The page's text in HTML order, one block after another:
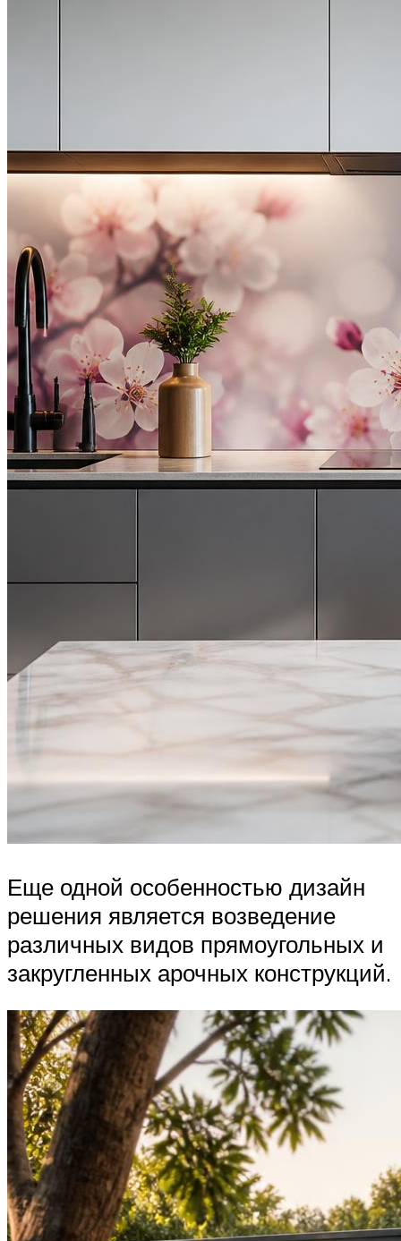
Еще одной особенностью дизайн
решения является возведение
различных видов прямоугольных и
закругленных арочных конструкций.